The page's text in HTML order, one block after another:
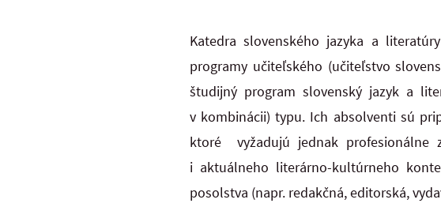
Katedra slovenského jazyka a
programy učiteľského (učiteľstvo
študijný program slovenský jazyk a
v kombinácii) typu. Ich absolventi sú
ktoré vyžadujú jednak profesionálne
i aktuálneho literárno-kultúrneho
posolstva (napr. redakčná, editorská,